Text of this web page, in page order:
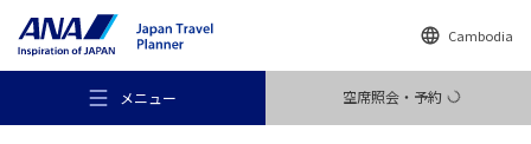
Cambodia
メニュー 空席照会・予約